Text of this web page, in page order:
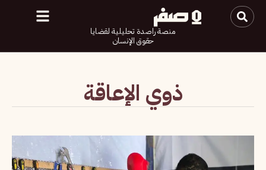
منصة راصدة تحليلية لقضايا
حقوق الإنسان
ذوي الإعاقة